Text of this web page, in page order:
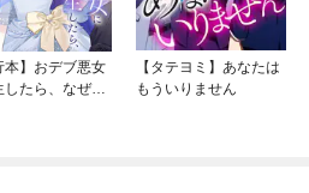
本】おデブ悪女
したら、なぜか
【タテヨミ】あなたは
もういりません